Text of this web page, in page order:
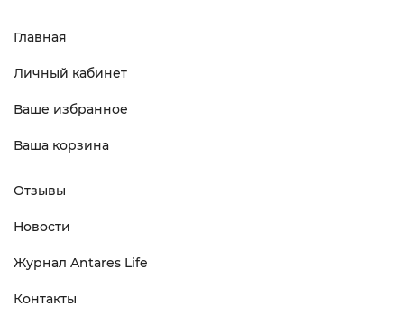
Главная
Личный кабинет
Ваше избранное
Ваша корзина
Отзывы
Новости
Журнал Antares Life
Контакты